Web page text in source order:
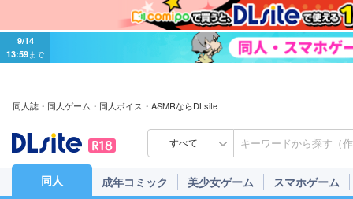
9/14
13:59まで
同人誌・同人ゲーム・同人ボイス・ASMRならDLsite
すべて
同人 成年コミック 美少女ゲーム スマホゲーム